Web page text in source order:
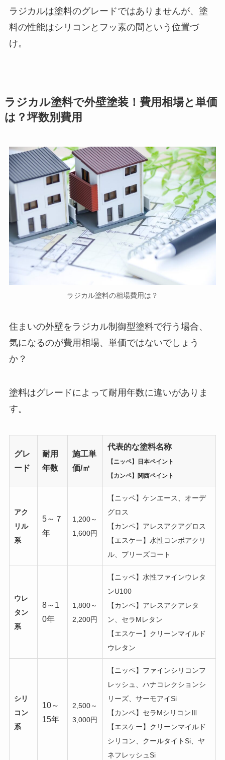
ラジカルは塗料のグレードではありませんが、塗
料の性能はシリコンとフッ素の間という位置づ
け。
ラジカル塗料で外壁塗装！費用相場と単価
は？坪数別費用
ラジカル塗料の相場費用は？
住まいの外壁をラジカル制御型塗料で行う場合、
気になるのが費用相場、単価ではないでしょう
か？
塗料はグレードによって耐用年数に違いがありま
す。
グレ
ード
耐用
年数
施工単
価/㎡
代表的な塗料名称
【ニッペ】日本ペイント
【カンペ】関西ペイント
アク
リル
系
5～７
年
1,200～
1,600円
【ニッペ】ケンエース、オーデ
グロス
【カンペ】アレスアクアグロス
【エスケー】水性コンポアクリ
ル、プリーズコート
ウレ
タン
系
8～1
0年
1,800～
2,200円
【ニッペ】水性ファインウレタ
ンU100
【カンペ】アレスアクアレタ
ン、セラMレタン
【エスケー】クリーンマイルド
ウレタン
シリ
コン
系
10～
15年
2,500～
3,000円
【ニッペ】ファインシリコンフ
レッシュ、ハナコレクションシ
リーズ、サーモアイSi
【カンペ】セラMシリコンⅢ
【エスケー】クリーンマイルド
シリコン、クールタイトSi、ヤ
ネフレッシュSi